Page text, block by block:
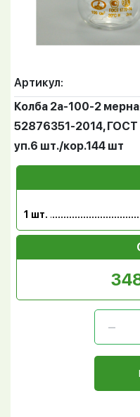
Артикул:
Колба 2а-100-2
52876351-2014,
уп.6 шт./кор.144 шт
1 шт.